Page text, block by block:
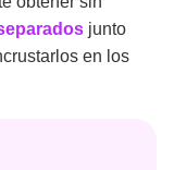
junto
en los